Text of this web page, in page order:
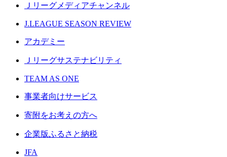
Ｊリーグメディアチャンネル
J.LEAGUE SEASON REVIEW
アカデミー
Ｊリーグサステナビリティ
TEAM AS ONE
事業者向けサービス
寄附をお考えの方へ
企業版ふるさと納税
JFA